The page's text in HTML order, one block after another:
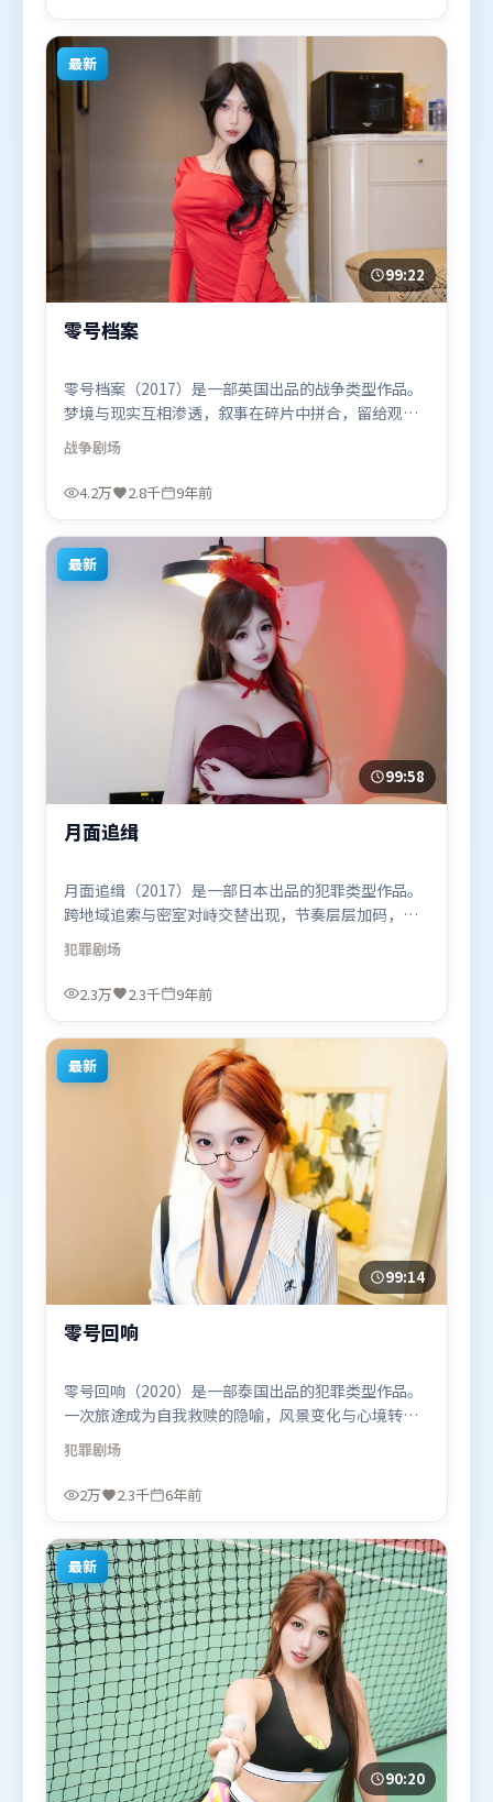
观众观看。
最新
99:22
零号档案
零号档案（2017）是一部英国出品的战争类型作品。
梦境与现实互相渗透，叙事在碎片中拼合，留给观众
回味空间。群像刻画各有弧光，配角亦承担叙事推进
功能。由娄烨执导，全智贤、艾米莉·布朗特、周
迅，赵丽颖、河正宇、刘德华等联袂出演。影片于
喜欢战争题材的观众观看。
战争剧场
4.2万 2.8千 9年前
最新
99:58
月面追缉
月面追缉（2017）是一部日本出品的犯罪类型作品。
跨地域追索与密室对峙交替出现，节奏层层加码，张
力持续上扬。群像刻画各有弧光，配角亦承担叙事推
进功能。由克里斯托弗·诺兰执导，迪皮卡·帕度柯
妮、胡歌、李政宰，吴京、张家辉、堺雅人等联袂出
上线，适合喜欢犯罪题材的观众观看。
犯罪剧场
2.3万 2.3千 9年前
最新
99:14
零号回响
零号回响（2020）是一部泰国出品的犯罪类型作品。
一次旅途成为自我救赎的隐喻，风景变化与心境转折
彼此呼应。摄影与美术共同营造出强烈地域气质，增
强沉浸感。由奉俊昊执导，咏梅、肖战、易烊千玺，
基里安·墨菲、长泽雅美等联袂出演。影片于2020年
题材的观众观看。
犯罪剧场
2万 2.3千 6年前
最新
90:20